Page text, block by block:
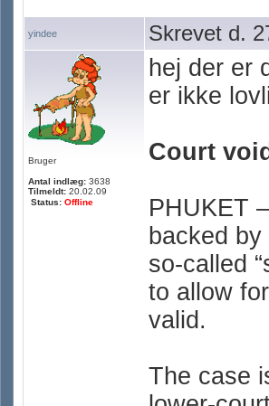
yindee Skrevet d.
Bruger
Antal indlæg: 3638
Tilmeldt: 20.02.09
Status: Offline
hej der er
er ikke
Court
PHUKET
backed
so-called
to allow
valid.
The case